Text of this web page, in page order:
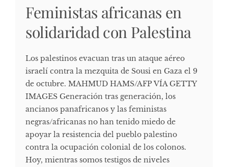
Feministas africanas en
solidaridad con Palestina
Los palestinos evacuan tras un ataque aéreo
israelí contra la mezquita de Sousi en Gaza el 9
de octubre. MAHMUD HAMS/AFP VÍA GETTY
IMAGES Generación tras generación, los
ancianos panafricanos y las feministas
negras/africanas no han tenido miedo de
apoyar la resistencia del pueblo palestino
contra la ocupación colonial de los colonos.
Hoy, mientras somos testigos de niveles